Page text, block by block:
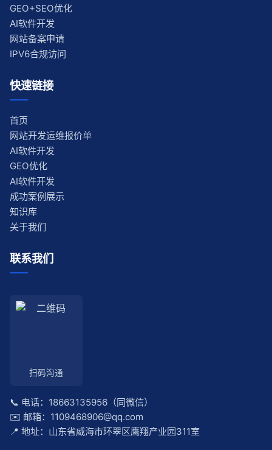
GEO+SEO优化
AI软件开发
网站备案申请
IPV6合规访问
快速链接
首页
网站开发运维报价单
AI软件开发
GEO优化
AI软件开发
成功案例展示
知识库
关于我们
联系我们
扫码沟通
📞 电话：18663135956（同微信）
✉️ 邮箱：1109468906@qq.com
📍 地址：山东省威海市环翠区鹰翔产业园311室